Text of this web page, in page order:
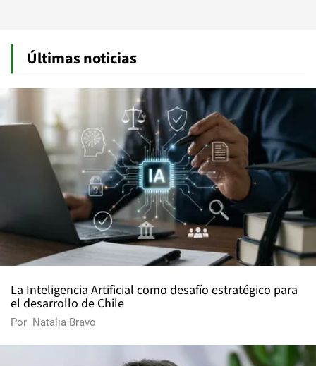
Últimas noticias
La Inteligencia Artificial como desafío estratégico para
el desarrollo de Chile
Por Natalia Bravo